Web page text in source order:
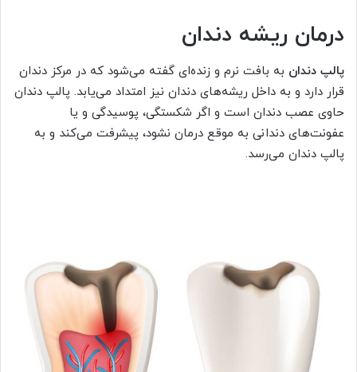
درمان ریشه دندان
پالپ دندان به بافت نرم و زنده‌ای گفته می‌شود که در مرکز دندان
قرار دارد و به داخل ریشه‌های دندان نیز امتداد می‌یابد. پالپ دندان
حاوی عصب دندان است و اگر شکستگی، پوسیدگی و یا
عفونت‌های دندانی به موقع درمان نشود، پیشرفت می‌کند و به
پالپ دندان می‌رسد.